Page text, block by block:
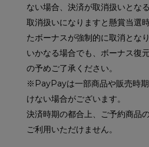
ない場合、決済が取消扱いとな
取消扱いになりますと懸賞当選
たボーナスが強制的に取消となり
いかなる場合でも、ボーナス復
の予めご了承ください。
※PayPayは一部商品や販売時
けない場合がございます。
決済時期の都合上、ご予約商品
ご利用いただけません。